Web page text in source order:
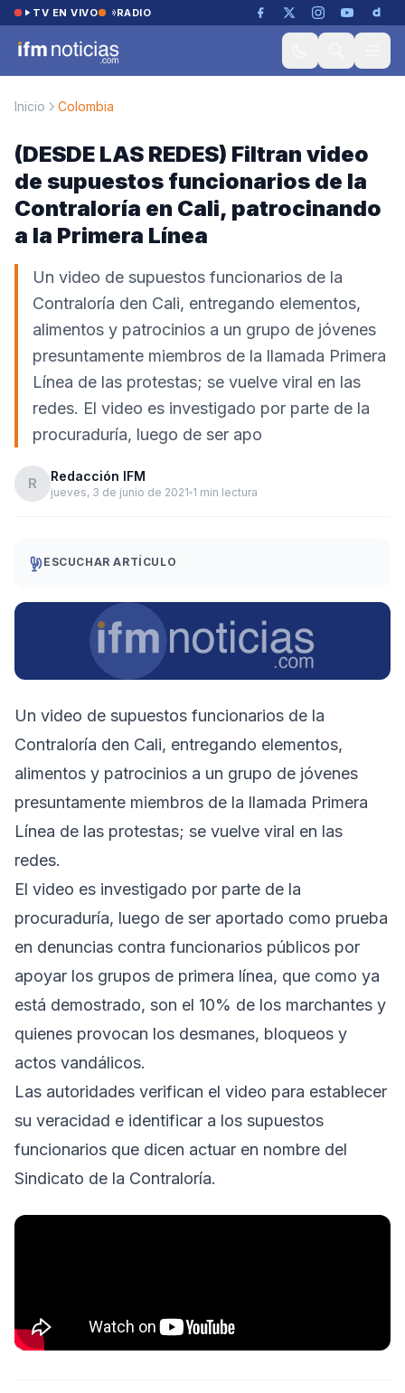
Saltar al contenido
TV EN VIVO RADIO
Inicio Colombia
(DESDE LAS REDES) Filtran video
de supuestos funcionarios de la
Contraloría en Cali, patrocinando
a la Primera Línea
Un video de supuestos funcionarios de la
Contraloría den Cali, entregando elementos,
alimentos y patrocinios a un grupo de jóvenes
presuntamente miembros de la llamada Primera
Línea de las protestas; se vuelve viral en las
redes. El video es investigado por parte de la
procuraduría, luego de ser apo
R Redacción IFM
jueves, 3 de junio de 2021 1 min lectura
ESCUCHAR ARTÍCULO
Un video de supuestos funcionarios de la
Contraloría den Cali, entregando elementos,
alimentos y patrocinios a un grupo de jóvenes
presuntamente miembros de la llamada Primera
Línea de las protestas; se vuelve viral en las
redes.
El video es investigado por parte de la
procuraduría, luego de ser aportado como prueba
en denuncias contra funcionarios públicos por
apoyar los grupos de primera línea, que como ya
está demostrado, son el 10% de los marchantes y
quienes provocan los desmanes, bloqueos y
actos vandálicos.
Las autoridades verifican el video para establecer
su veracidad e identificar a los supuestos
funcionarios que dicen actuar en nombre del
Sindicato de la Contraloría.